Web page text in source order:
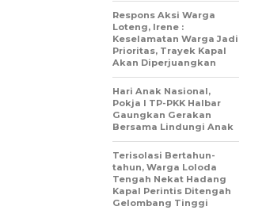
Respons Aksi Warga
Loteng, Irene :
Keselamatan Warga Jadi
Prioritas, Trayek Kapal
Akan Diperjuangkan
Hari Anak Nasional,
Pokja I TP-PKK Halbar
Gaungkan Gerakan
Bersama Lindungi Anak
Terisolasi Bertahun-
tahun, Warga Loloda
Tengah Nekat Hadang
Kapal Perintis Ditengah
Gelombang Tinggi